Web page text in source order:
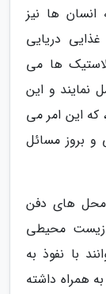
انسان ها نیز
دریایی
ها می
نمایند و این
که این امر می
بروز مسائل
محل های دفن
زیست محیطی
با نفوذ به
همراه داشته